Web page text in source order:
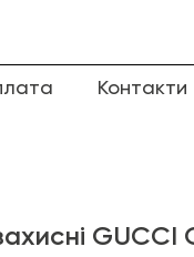
Контакти
GUCCI